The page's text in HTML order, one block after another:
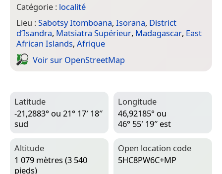
Catégorie : localité
Lieu :Sabotsy Itomboana, Isorana, District
d’Isandra, Matsiatra Supérieur, Madagascar, East
African Islands, Afrique
Voir sur Open­Street­Map
Latitude
-21,2883° ou 21° 17′ 18″
sud
Longitude
46,92185° ou
46° 55′ 19″ est
Altitude
1 079 mètres (3 540
pieds)
Open location code
5HC8PW6C+MP